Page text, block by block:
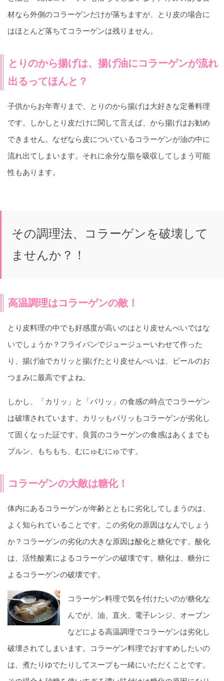
材なら外側のコラーゲンだけが落ちますが、とり皮の場合に
はほとんど落ちてコラーゲンは残りません。
とりのから揚げは、揚げ油にコラーゲンが流れ
出るってほんと？
子供からお年寄りまで、とりのから揚げは大好きな定番料理
です。しかしとり皮だけに関して言えば、から揚げはお勧め
できません。なぜなら皮についているコラーゲンが油の中に
流れ出てしまいます。それに余分な脂を吸収してしまう可能
性もあります。
その調理法、コラーゲンを破壊して
ませんか？！
高温調理はコラーゲンの敵！
とり皮料理の中でも好感度が高いのはとり皮せんべいではな
いでしょうか？フライパンでジュージューいわせて作った
り、揚げ油でカリッと揚げたとり皮せんべいは、ビールのお
つまみに最高ですよね。
しかし、「カリッ」と「パリッ」の食感の時点でコラーゲン
は破壊されています。カリッもパリッもコラーゲンが劣化し
て固くなった証です。良質のコラーゲンの食感はあくまでも
プルン、もちもち、むにゅむにゅです。
コラーゲンの大敵は糖化！
体内にあるコラーゲンが年齢とともに劣化してしまうのは、
よく知られていることです。この劣化の原因はなんでしょう
か？コラーゲンの劣化の大きな原因は酸化と糖化です。酸化
は、活性酸素によるコラーゲンの破壊です。糖化は、糖分に
よるコラーゲンの破壊です。
コラーゲン料理で気を付けたいのが糖化な
んでが、油、直火、電子レンジ、オーブン
などによる高温調理でコラーゲンは劣化し
破壊されてしまいます。コラーゲン料理でおすすめしたいの
は、煮たりゆでたりしてスープも一緒にいただくことです。